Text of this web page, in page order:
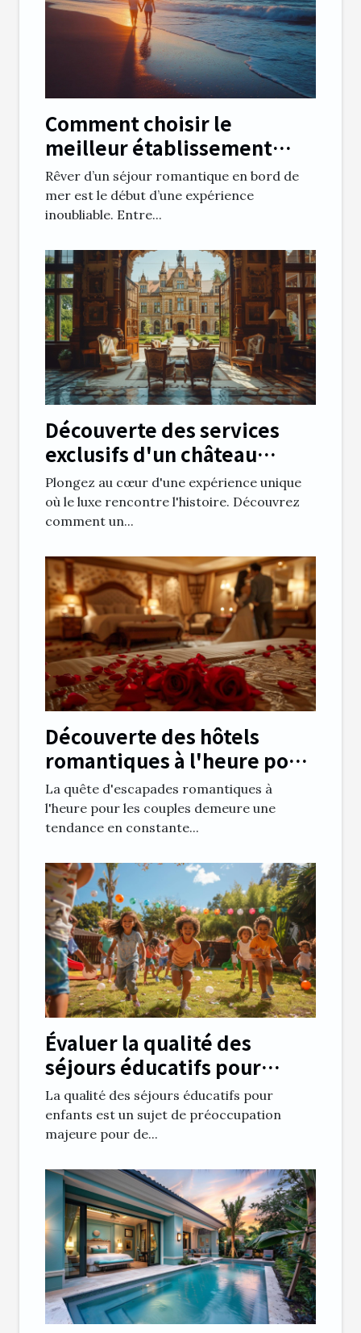
Comment choisir le
meilleur établissement
pour un séjour romantique
en bord de mer ?
Rêver d’un séjour romantique en bord de
mer est le début d’une expérience
inoubliable. Entre...
Découverte des services
exclusifs d'un château
historique transformé en
hôtel
Plongez au cœur d'une expérience unique
où le luxe rencontre l'histoire. Découvrez
comment un...
Découverte des hôtels
romantiques à l'heure pour
couples
La quête d'escapades romantiques à
l'heure pour les couples demeure une
tendance en constante...
Évaluer la qualité des
séjours éducatifs pour
enfants
La qualité des séjours éducatifs pour
enfants est un sujet de préoccupation
majeure pour de...